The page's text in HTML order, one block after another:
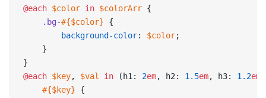
@each $color in $colorArr {
	.bg-
#{$color} {
		background-color
: $color;
	}
}
@each $key, $val in (h1: 2em, h2: 1.5em, h3: 1.2em
	#{$key}
{